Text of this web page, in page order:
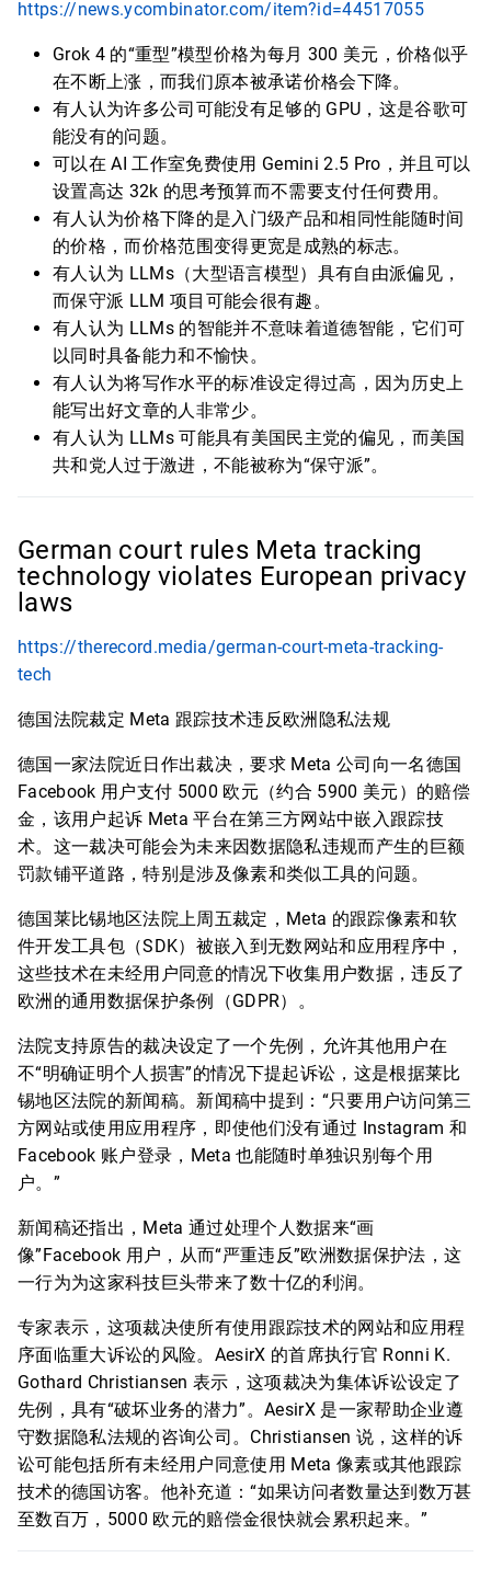
https://news.ycombinator.com/item?id=44517055
Grok 4 的“重型”模型价格为每月 300 美元，价格似乎
在不断上涨，而我们原本被承诺价格会下降。
有人认为许多公司可能没有足够的 GPU，这是谷歌可
能没有的问题。
可以在 AI 工作室免费使用 Gemini 2.5 Pro，并且可以
设置高达 32k 的思考预算而不需要支付任何费用。
有人认为价格下降的是入门级产品和相同性能随时间
的价格，而价格范围变得更宽是成熟的标志。
有人认为 LLMs（大型语言模型）具有自由派偏见，
而保守派 LLM 项目可能会很有趣。
有人认为 LLMs 的智能并不意味着道德智能，它们可
以同时具备能力和不愉快。
有人认为将写作水平的标准设定得过高，因为历史上
能写出好文章的人非常少。
有人认为 LLMs 可能具有美国民主党的偏见，而美国
共和党人过于激进，不能被称为“保守派”。
German court rules Meta tracking
technology violates European privacy
laws
https://therecord.media/german-court-meta-tracking-
tech
德国法院裁定 Meta 跟踪技术违反欧洲隐私法规
德国一家法院近日作出裁决，要求 Meta 公司向一名德国
Facebook 用户支付 5000 欧元（约合 5900 美元）的赔偿
金，该用户起诉 Meta 平台在第三方网站中嵌入跟踪技
术。这一裁决可能会为未来因数据隐私违规而产生的巨额
罚款铺平道路，特别是涉及像素和类似工具的问题。
德国莱比锡地区法院上周五裁定，Meta 的跟踪像素和软
件开发工具包（SDK）被嵌入到无数网站和应用程序中，
这些技术在未经用户同意的情况下收集用户数据，违反了
欧洲的通用数据保护条例（GDPR）。
法院支持原告的裁决设定了一个先例，允许其他用户在
不“明确证明个人损害”的情况下提起诉讼，这是根据莱比
锡地区法院的新闻稿。新闻稿中提到：“只要用户访问第三
方网站或使用应用程序，即使他们没有通过 Instagram 和
Facebook 账户登录，Meta 也能随时单独识别每个用
户。”
新闻稿还指出，Meta 通过处理个人数据来“画
像”Facebook 用户，从而“严重违反”欧洲数据保护法，这
一行为为这家科技巨头带来了数十亿的利润。
专家表示，这项裁决使所有使用跟踪技术的网站和应用程
序面临重大诉讼的风险。AesirX 的首席执行官 Ronni K.
Gothard Christiansen 表示，这项裁决为集体诉讼设定了
先例，具有“破坏业务的潜力”。AesirX 是一家帮助企业遵
守数据隐私法规的咨询公司。Christiansen 说，这样的诉
讼可能包括所有未经用户同意使用 Meta 像素或其他跟踪
技术的德国访客。他补充道：“如果访问者数量达到数万甚
至数百万，5000 欧元的赔偿金很快就会累积起来。”